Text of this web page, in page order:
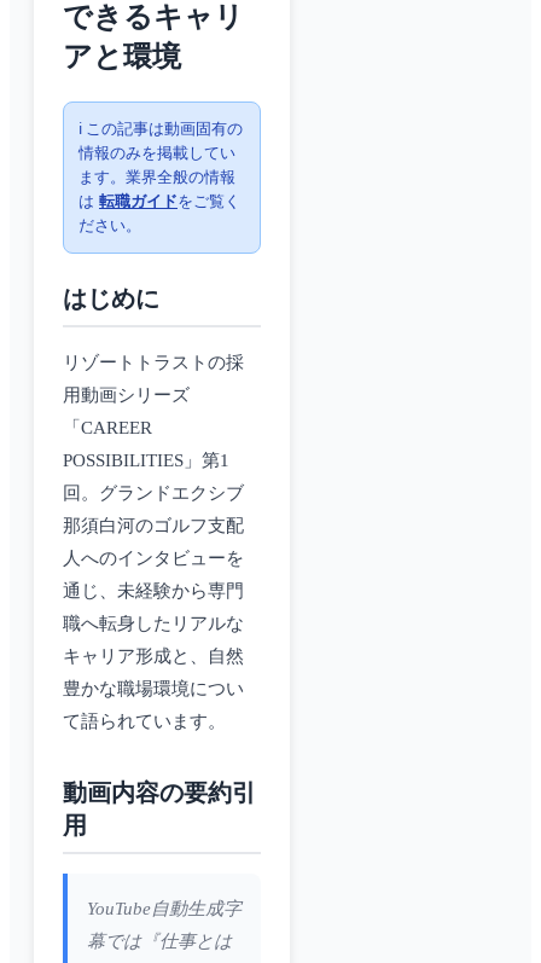
できるキャリ
アと環境
ℹ️ この記事は動画固有の
情報のみを掲載してい
ます。業界全般の情報
は 転職ガイドをご覧く
ださい。
はじめに
リゾートトラストの採
用動画シリーズ
「CAREER
POSSIBILITIES」第1
回。グランドエクシブ
那須白河のゴルフ支配
人へのインタビューを
通じ、未経験から専門
職へ転身したリアルな
キャリア形成と、自然
豊かな職場環境につい
て語られています。
動画内容の要約引
用
YouTube自動生成字
幕では『仕事とは